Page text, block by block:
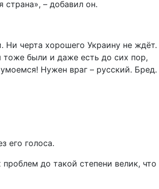
– добавил он.
Ни черта хорошего Украину не ждёт.
тоже были и даже есть до сих пор,
Нужен враг – русский. Бред.
его голоса.
до такой степени велик, что